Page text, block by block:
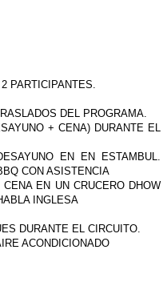
PARTICIPANTES.
DEL PROGRAMA.
+ CENA) DURANTE EL
EN EN ESTAMBUL.
CON ASISTENCIA
EN UN CRUCERO DHOW
INGLESA
DURANTE EL CIRCUITO.
ACONDICIONADO